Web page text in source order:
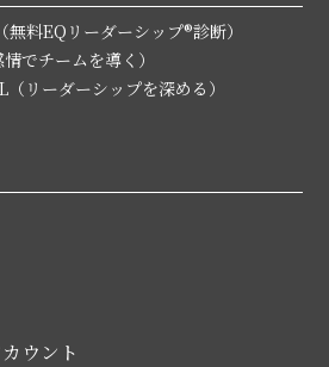
料EQリーダーシップ®診断）
でチームを導く）
リーダーシップを深める）
ウント